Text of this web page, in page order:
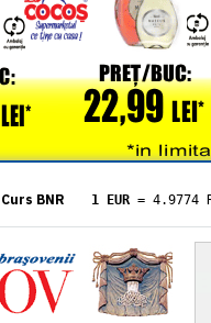
Curs BNR 1 EUR = 4.9774
= 5.8304
1 XAU= 464.4611
1 AED= 1.1933
1 AUD= 2.7957
1 BGN= 2.5449